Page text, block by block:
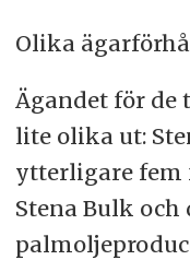
Olika
Ägandet för de
lite olika ut:
ytterligare fem
Stena Bulk